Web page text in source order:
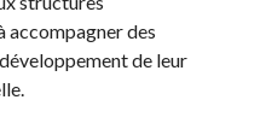
accompagner des
de leur